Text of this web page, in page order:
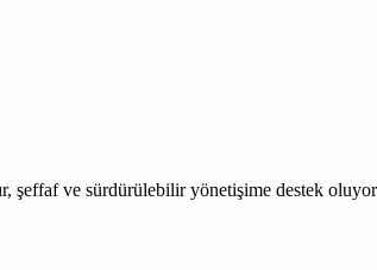
şeffaf ve sürdürülebilir yönetişime destek